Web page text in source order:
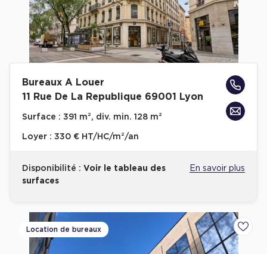
Bureaux A Louer
11 Rue De La Republique 69001 Lyon
Surface : 391 m², div. min. 128 m²
Loyer : 330 € HT/HC/m²/an
Disponibilité : Voir le tableau des
surfaces
En savoir plus
Location de bureaux